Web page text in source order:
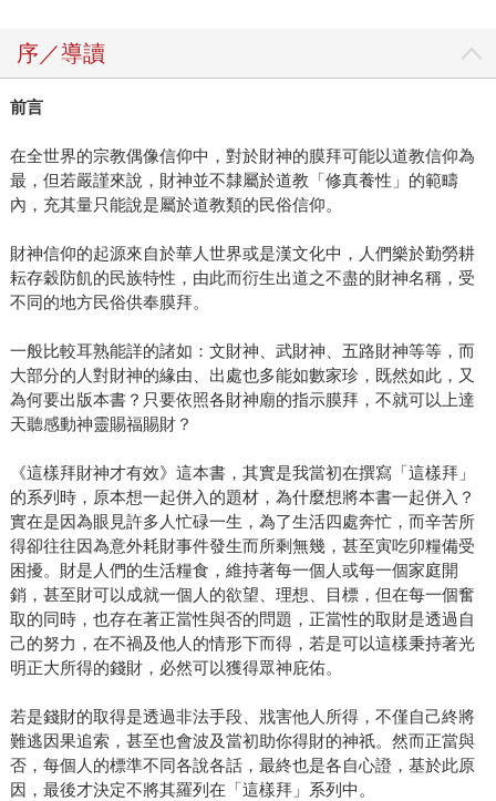
序／導讀
前言
在全世界的宗教偶像信仰中，對於財神的膜拜可能以道教信仰為
最，但若嚴謹來說，財神並不隸屬於道教「修真養性」的範疇
內，充其量只能說是屬於道教類的民俗信仰。
財神信仰的起源來自於華人世界或是漢文化中，人們樂於勤勞耕
耘存穀防飢的民族特性，由此而衍生出道之不盡的財神名稱，受
不同的地方民俗供奉膜拜。
一般比較耳熟能詳的諸如：文財神、武財神、五路財神等等，而
大部分的人對財神的緣由、出處也多能如數家珍，既然如此，又
為何要出版本書？只要依照各財神廟的指示膜拜，不就可以上達
天聽感動神靈賜福賜財？
《這樣拜財神才有效》這本書，其實是我當初在撰寫「這樣拜」
的系列時，原本想一起併入的題材，為什麼想將本書一起併入？
實在是因為眼見許多人忙碌一生，為了生活四處奔忙，而辛苦所
得卻往往因為意外耗財事件發生而所剩無幾，甚至寅吃卯糧備受
困擾。財是人們的生活糧食，維持著每一個人或每一個家庭開
銷，甚至財可以成就一個人的欲望、理想、目標，但在每一個奮
取的同時，也存在著正當性與否的問題，正當性的取財是透過自
己的努力，在不禍及他人的情形下而得，若是可以這樣秉持著光
明正大所得的錢財，必然可以獲得眾神庇佑。
若是錢財的取得是透過非法手段、戕害他人所得，不僅自己終將
難逃因果追索，甚至也會波及當初助你得財的神祇。然而正當與
否，每個人的標準不同各說各話，最終也是各自心證，基於此原
因，最後才決定不將其羅列在「這樣拜」系列中。